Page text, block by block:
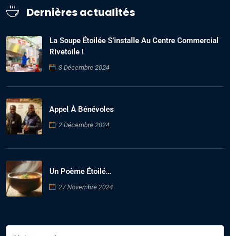
Dernières actualités
La Soupe Étoilée S’installe Au Centre Commercial
Rivetoile !
3 Décembre 2024
Appel À Bénévoles
2 Décembre 2024
Un Poème Étoilé…
27 Novembre 2024